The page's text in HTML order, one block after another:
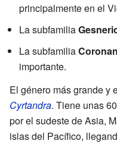
principalmente en el
La subfamilia
La subfamilia
importante.
El género más grande y
Cyrtandra. Tiene unas
por el sudeste de Asia,
islas del Pacífico,